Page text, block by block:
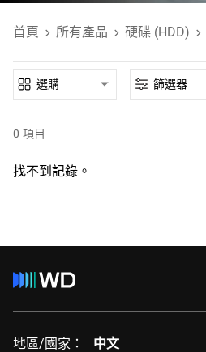
首頁 所有產品 硬碟 (HDD)
0 項目
選購 篩選器
找不到記錄。
地區/國家： 中文